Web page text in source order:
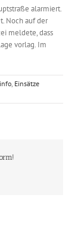
alarmiert.
Noch auf der
meldete, dass
vorlag. Im
, Einsätze